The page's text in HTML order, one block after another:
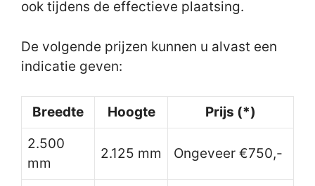
ook tijdens de effectieve plaatsing.
De volgende prijzen kunnen u alvast een
indicatie geven:
Breedte Hoogte
Prijs (*)
2.500
mm
2.125 mm Ongeveer €750,-